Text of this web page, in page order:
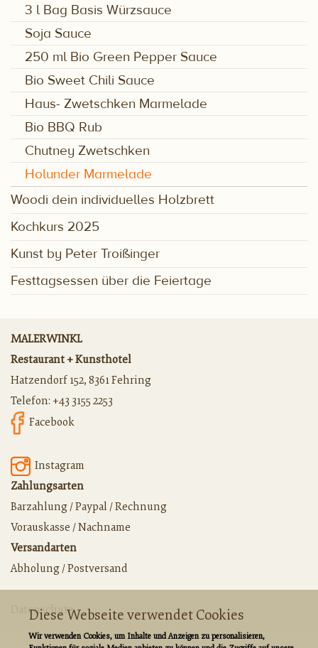
3 l Bag Basis Würzsauce
Soja Sauce
250 ml Bio Green Pepper Sauce
Bio Sweet Chili Sauce
Haus- Zwetschken Marmelade
Bio BBQ Rub
Chutney Zwetschken
Holunder Marmelade
Woodi dein individuelles Holzbrett
Kochkurs 2025
Kunst by Peter Troißinger
Festtagsessen über die Feiertage
MALERWINKL
Restaurant + Kunsthotel
Hatzendorf 152, 8361 Fehring
Telefon: +43 3155 2253
Facebook
Instagram
Zahlungsarten
Barzahlung / Paypal / Rechnung
Vorauskasse / Nachname
Versandarten
Abholung / Postversand
Datenschutz
Diese Webseite verwendet Cookies
Wir verwenden Cookies, um Inhalte und Anzeigen zu personalisieren,